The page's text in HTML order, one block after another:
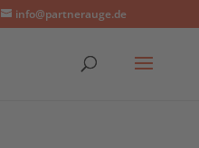
info@partnerauge.de